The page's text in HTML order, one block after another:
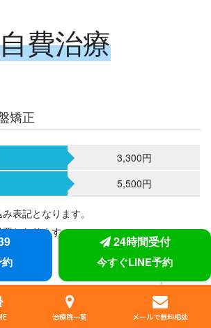
自費治療
矯正
3,300円
5,500円
表記となります。
となります。
15分
24時間受付
今すぐLINE予約
Blog Address
治療院一覧 メールで無料相談